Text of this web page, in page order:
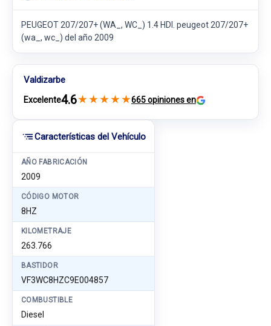
Características del Vehículo
AÑO FABRICACIÓN
2009
CÓDIGO MOTOR
8HZ
KILOMETRAJE
263.766
BASTIDOR
VF3WC8HZC9E004857
COMBUSTIBLE
Diesel
PEUGEOT 207/207+ (WA_, WC_) 1.4 HDI. peugeot 207/207+
(wa_, wc_) del año 2009
Valdizarbe
Excelente4.6★ ★ ★ ★ ★665 opiniones en